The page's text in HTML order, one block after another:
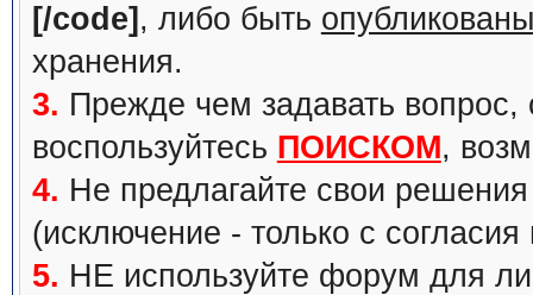
[/code] , либо быть
хранения.
3. Прежде чем задавать вопрос,
воспользуйтесь ПОИСКОМ,
4. Не предлагайте свои
(исключение - только с
5. НЕ используйте форум для